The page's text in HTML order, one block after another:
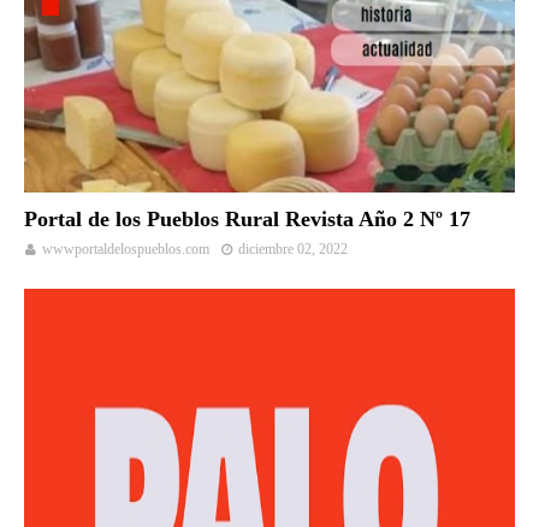
Portal de los Pueblos Rural Revista Año 2 Nº 17
wwwportaldelospueblos.com diciembre 02, 2022